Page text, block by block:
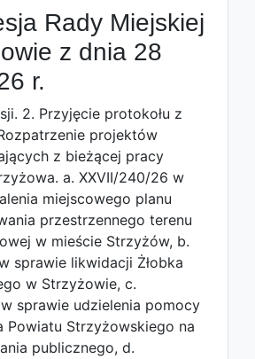
Rady Miejskiej
z dnia 28
r.
2. Przyjęcie protokołu z
projektów
z bieżącej pracy
a. XXVII/240/26 w
miejscowego planu
przestrzennego terenu
w mieście Strzyżów, b.
sprawie likwidacji Żłobka
w Strzyżowie, c.
sprawie udzielenia pomocy
Powiatu Strzyżowskiego na
publicznego, d.